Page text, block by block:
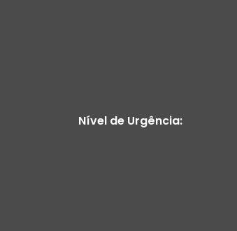
Nível de Urgência: